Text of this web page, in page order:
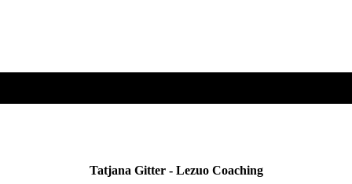
Tatjana Gitter - Lezuo Coaching